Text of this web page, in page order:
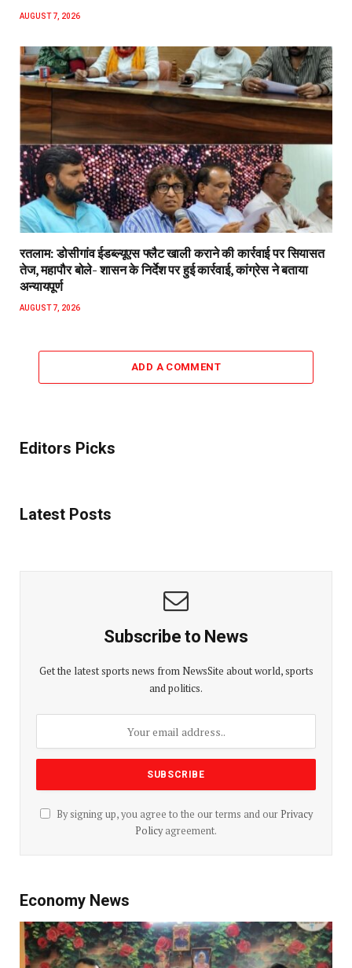
AUGUST 7, 2026
रतलाम: डोसीगांव ईडब्ल्यूएस फ्लैट खाली कराने की कार्रवाई पर सियासत
तेज, महापौर बोले- शासन के निर्देश पर हुई कार्रवाई, कांग्रेस ने बताया
अन्यायपूर्ण
AUGUST 7, 2026
ADD A COMMENT
Editors Picks
Latest Posts
Subscribe to News
Get the latest sports news from NewsSite about world, sports
and politics.
By signing up, you agree to the our terms and our Privacy
Policyagreement.
Economy News